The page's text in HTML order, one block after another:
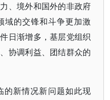
、境外和国外的非政府
域的交锋和斗争更加激
日渐增多，基层党组织
协调利益、团结群众的
的新情况新问题如此现